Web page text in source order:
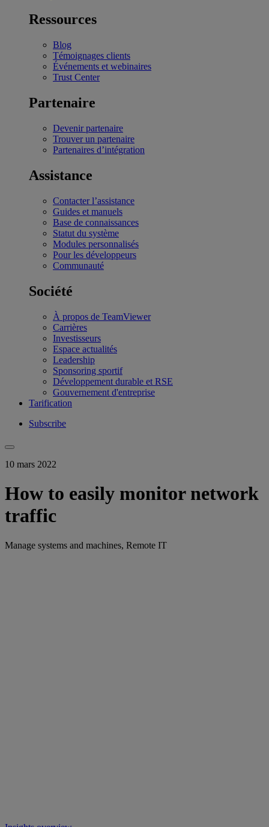
Ressources
Blog
Témoignages clients
Événements et webinaires
Trust Center
Partenaire
Devenir partenaire
Trouver un partenaire
Partenaires d’intégration
Assistance
Contacter l’assistance
Guides et manuels
Base de connaissances
Statut du système
Modules personnalisés
Pour les développeurs
Communauté
Société
À propos de TeamViewer
Carrières
Investisseurs
Espace actualités
Leadership
Sponsoring sportif
Développement durable et RSE
Gouvernement d'entreprise
Tarification
Subscribe
10 mars 2022
How to easily monitor network
traffic
Manage systems and machines, Remote IT